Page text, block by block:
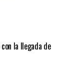
la llegada de